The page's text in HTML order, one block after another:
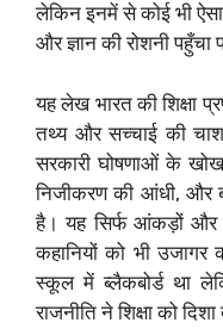
लेकिन इनमें से कोई भी
और ज्ञान की रोशनी पहुँचा
यह लेख भारत की शिक्षा
तथ्य और सच्चाई की
सरकारी घोषणाओं के
निजीकरण की आंधी, और
है। यह सिर्फ आंकड़ों और
कहानियों को भी
स्कूल में ब्लैकबोर्ड था
राजनीति ने शिक्षा को दिशा